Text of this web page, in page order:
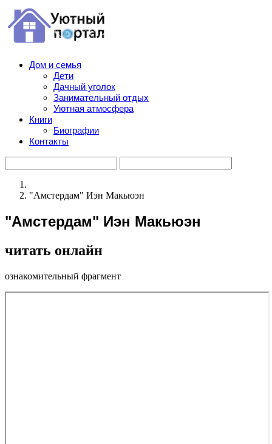
Дом и семья
Дети
Дачный уголок
Занимательный отдых
Уютная атмосфера
Книги
Биографии
Контакты
"Амстердам" Иэн Макьюэн
"Амстердам" Иэн Макьюэн
читать онлайн
ознакомительный фрагмент